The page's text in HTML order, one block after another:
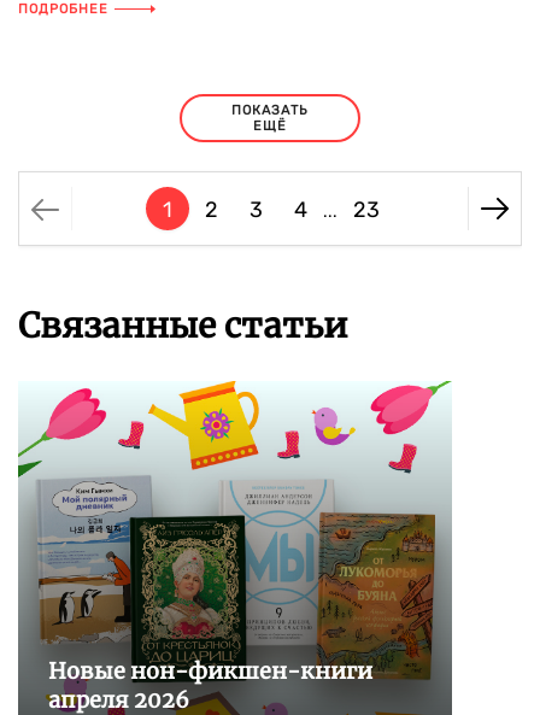
ПОДРОБНЕЕ
ПОКАЗАТЬ
ЕЩЁ
1 2 3 4 ... 23
Связанные статьи
Новые нон-фикшен-книги
апреля 2026